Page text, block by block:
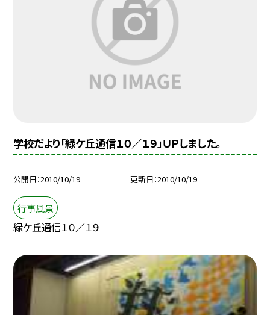
学校だより「緑ケ丘通信１０／１９」ＵＰしました。
公開日 2010/10/19 更新日 2010/10/19
行事風景
緑ケ丘通信１０／１９